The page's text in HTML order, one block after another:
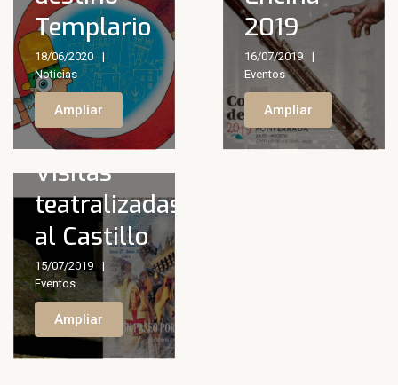
Templario
18/06/2020
Noticias
Ampliar
2019
16/07/2019
Eventos
Ampliar
Visitas
teatralizadas
al Castillo
15/07/2019
Eventos
Ampliar